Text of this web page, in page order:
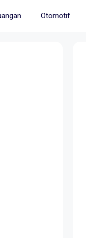
Otomotif